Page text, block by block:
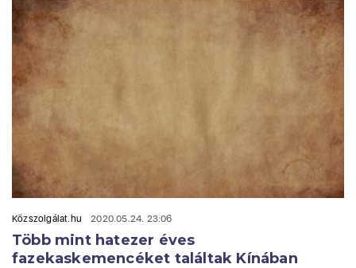
Közszolgálat.hu 2020.05.24. 23:06
Több mint hatezer éves
fazekaskemencéket találtak Kínában